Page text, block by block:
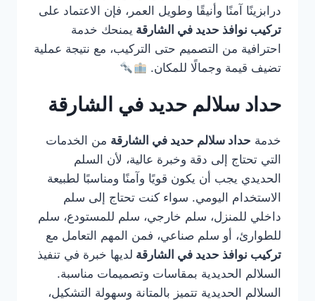
درابزينًا آمنًا وأنيقًا وطويل العمر، فإن الاعتماد على
تركيب نوافذ حديد في الشارقة يمنحك خدمة
احترافية من التصميم حتى التركيب، مع نتيجة عملية
تضيف قيمة وجمالًا للمكان.
حداد سلالم حديد في الشارقة
خدمة حداد سلالم حديد في الشارقة من الخدمات
التي تحتاج إلى دقة وخبرة عالية، لأن السلم
الحديدي يجب أن يكون قويًا وآمنًا ومناسبًا لطبيعة
الاستخدام اليومي. سواء كنت تحتاج إلى سلم
داخلي للمنزل، سلم خارجي، سلم للمستودع، سلم
للطوارئ، أو سلم صناعي، فمن المهم التعامل مع
تركيب نوافذ حديد في الشارقة لديها خبرة في تنفيذ
السلالم الحديدية بمقاسات وتصميمات مناسبة.
السلالم الحديدية تتميز بالمتانة وسهولة التشكيل،